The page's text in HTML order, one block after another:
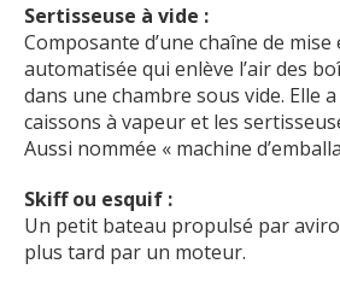
Sertisseuse à vide :
Composante d’une chaîne de mise
automatisée qui enlève l’air des
dans une chambre sous vide. Elle
caissons à vapeur et les
Aussi nommée « machine
Skiff ou esquif :
Un petit bateau propulsé par
plus tard par un moteur.